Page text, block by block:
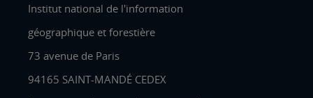
Institut national de l'information
géographique et forestière
73 avenue de Paris
94165 SAINT-MANDÉ CEDEX